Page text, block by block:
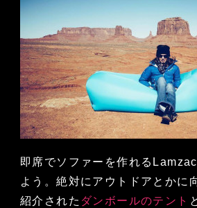
即席でソファーを作れる
よう。絶対にアウトドアとかに
紹介された ダンボールのテント